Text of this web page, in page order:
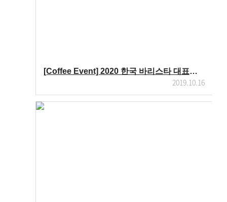
[Coffee Event] 2020 한국 바리스타 대표선발전...
2019.10.16